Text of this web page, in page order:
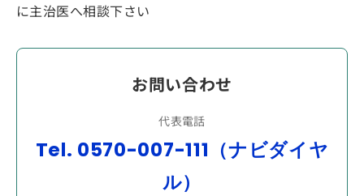
に主治医へ相談下さい
お問い合わせ
代表電話
Tel. 0570-007-111（ナビダイヤ
ル）